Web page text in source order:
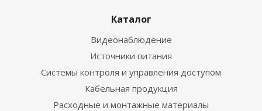
Каталог
Видеонаблюдение
Источники питания
Системы контроля и управления доступом
Кабельная продукция
Расходные и монтажные материалы